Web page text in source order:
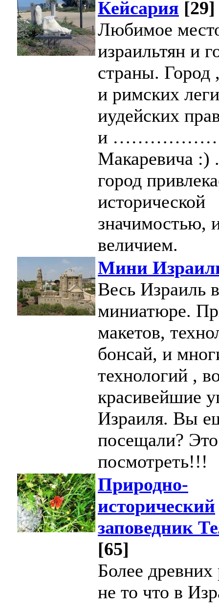
Кейсария [29]
Любимое
израильтян и
страны. Город
и римских
иудейских
и
Макаревича :)
город
исторической
значимостью,
величием.
Мини
Весь Израиль в
миниатюре.
макетов,
бонсай, и
технологий ,
красивейшие
Израиля. Вы
посещали?
посмотреть!!!
Природно-
исторический
заповедник
[65]
Более древних
не то что в